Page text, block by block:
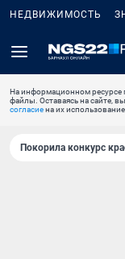
НЕДВИЖИМОСТЬ
На информационном ресурсе
файлы. Оставаясь на сайте,
согласиена их использование.
Покорила конкурс